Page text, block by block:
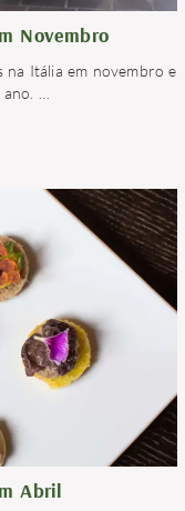
Novembro
na Itália em novembro e
Abril